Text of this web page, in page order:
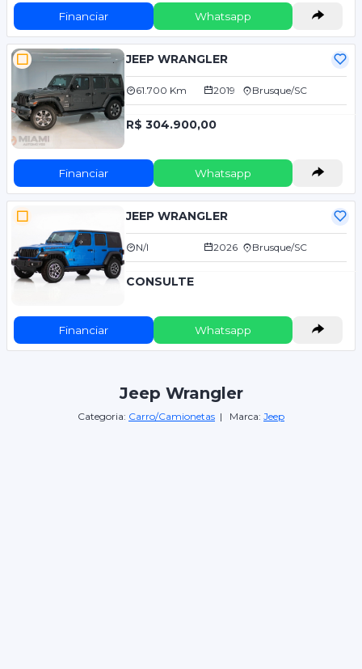
Financiar Whatsapp
JEEP WRANGLER
61.700 Km 2019 Brusque/SC
R$ 304.900,00
Financiar Whatsapp
JEEP WRANGLER
N/I 2026 Brusque/SC
CONSULTE
Financiar Whatsapp
Jeep Wrangler
Categoria: Carro/Camionetas | Marca: Jeep